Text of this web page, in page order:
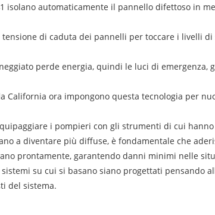
isolano automaticamente il pannello difettoso in
di caduta dei pannelli per toccare i livelli di
perde energia, quindi le luci di
California ora impongono questa tecnologia per
i pompieri con gli strumenti di cui
a diventare più diffuse, è fondamentale che
prontamente, garantendo danni minimi nelle
su cui si basano siano progettati pensando
del sistema.